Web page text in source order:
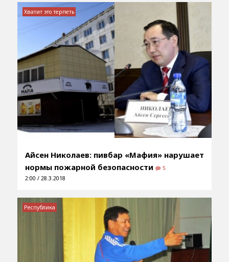
Айсен Николаев: пивбар «Мафия» нарушает
нормы пожарной безопасности
5
2:00 / 28.3.2018
Хватит это терпеть
Республика